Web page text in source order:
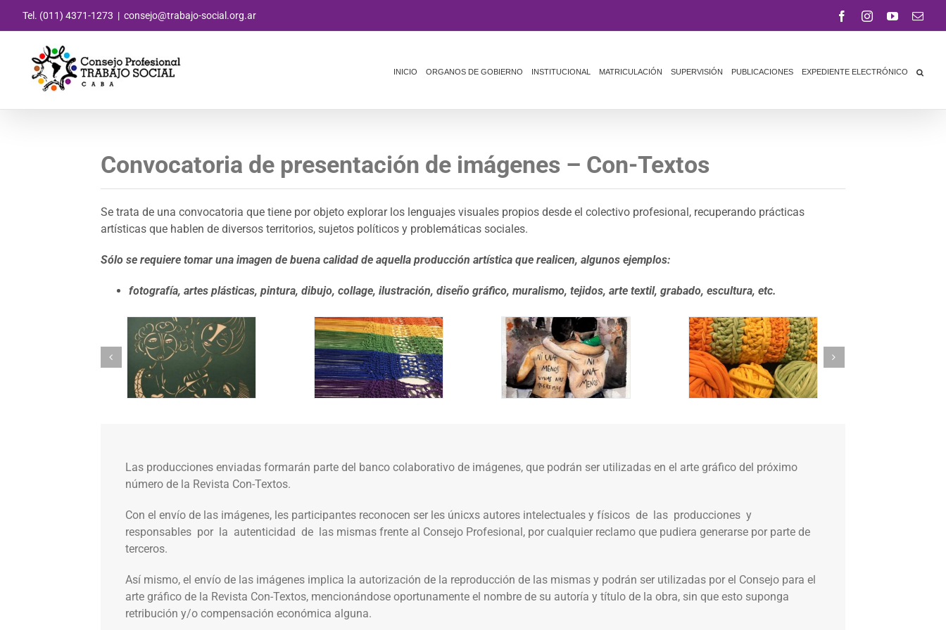
Tel. (011) 4371-1273 | consejo@trabajo-social.org.ar FacebookInstagramYouTube
INICIO ORGANOS DE GOBIERNO INSTITUCIONAL MATRICULACIÓN SUPERVISIÓN PUBLICACIONES EXPEDIENTE ELECTRÓNICO
Convocatoria de presentación de imágenes – Con-Textos
Se trata de una convocatoria que tiene por objeto explorar los lenguajes visuales propios desde el colectivo profesional, recuperando prácticas
artísticas que hablen de diversos territorios, sujetos políticos y problemáticas sociales.
Sólo se requiere tomar una imagen de buena calidad de aquella producción artística que realicen, algunos ejemplos:
fotografía, artes plásticas, pintura, dibujo, collage, ilustración, diseño gráfico, muralismo, tejidos, arte textil, grabado, escultura, etc.
Las producciones enviadas formarán parte del banco colaborativo de imágenes, que podrán ser utilizadas en el arte gráfico del próximo
número de la Revista Con-Textos.
Con el envío de las imágenes, les participantes reconocen ser les únicxs autores intelectuales y físicos de las producciones y
responsables por la autenticidad de las mismas frente al Consejo Profesional, por cualquier reclamo que pudiera generarse por parte de
terceros.
Así mismo, el envío de las imágenes implica la autorización de la reproducción de las mismas y podrán ser utilizadas por el Consejo para el
arte gráfico de la Revista Con-Textos, mencionándose oportunamente el nombre de su autoría y título de la obra, sin que esto suponga
retribución y/o compensación económica alguna.